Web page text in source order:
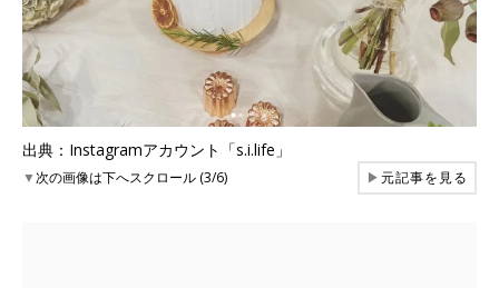
出典：Instagramアカウント「s.i.life」
▼次の画像は下へスクロール (3/6) ▶元記事を見る